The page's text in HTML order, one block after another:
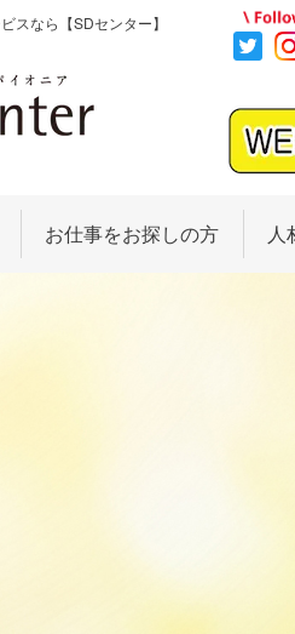
スなら 【SDセンター】
お仕事をお探しの方 人